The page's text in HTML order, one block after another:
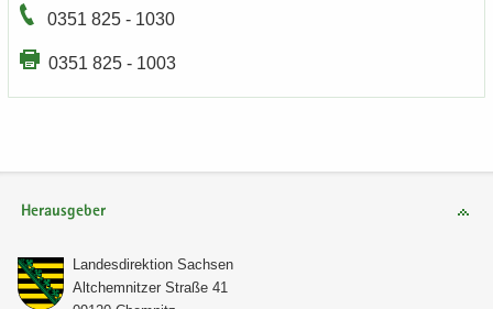
0351 825 - 1030
0351 825 - 1003
Herausgeber
Lan­des­di­rek­ti­on Sach­sen
Alt­chem­nit­zer Stra­ße 41